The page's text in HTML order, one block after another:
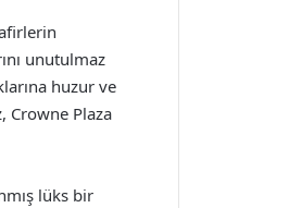
unutulmaz
huzur ve
Crowne Plaza
lüks bir